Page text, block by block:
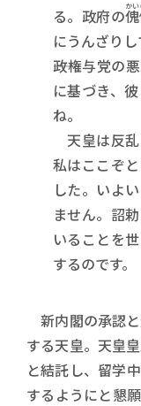
る。政府のか
にうんざりし
――政権与党
に基づき、
ね。
天皇は反乱
私はここぞ
した。いよ
ません。詔
いることを
するのです。
新内閣の承認
する天皇。天皇
と結託し、留学
するようにと懇